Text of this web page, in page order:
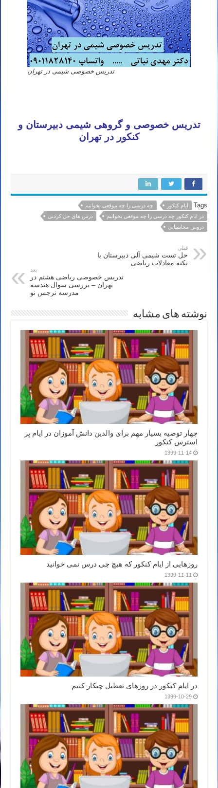
تدریس خصوصی شیمی در تهران
تدریس خصوصی و گروهی شیمی دبیرستان و
کنکور در تهران
Tags ایام کنکور
چه درسی را چه موقعی بخوانیم
در ایام کنکور چه درسی را چه موقعی بخوانیم
درس های حل کردنی
دروس محاسباتی
قبلی
حل تست شیمی آلی دبیرستان با
نکته معادلات ریاضی
بعد
تدریس خصوصی ریاضی هشتم در
تهران – بررسی سوال هندسه
مدرسه نرجس نو
نوشته های مشابه
چهار توصیه بسیار مهم برای والدین دانش آموزان در ایام پر
استرس کنکور
1399-11-14
روزهایی از ایام کنکور که هیچ چی درس نمی خوانید
1399-11-11
در ایام کنکور در روزهای تعطیل چیکار کنیم
1399-10-29